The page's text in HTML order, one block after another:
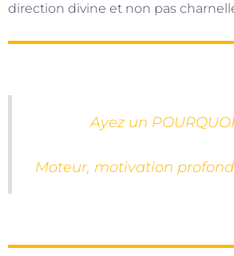
direction divine et non pas
Ayez un
Moteur, motivation